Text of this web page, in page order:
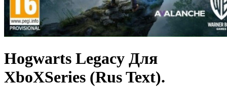
Hogwarts Legacy Для
XboXSeries (Rus Text).